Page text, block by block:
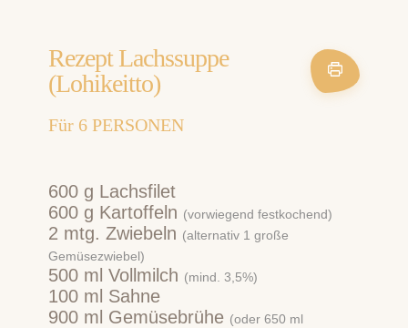
Rezept Lachssuppe
(Lohikeitto)
Für 6 PERSONEN
600 g Lachsfilet
600 g Kartoffeln (vorwiegend festkochend)
2 mtg. Zwiebeln (alternativ 1 große
Gemüsezwiebel)
500 ml Vollmilch (mind. 3,5%)
100 ml Sahne
900 ml Gemüsebrühe (oder 650 ml